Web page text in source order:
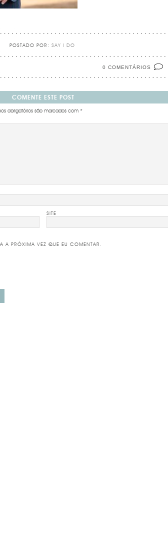
POSTADO POR: SAY I DO
0 COMENTÁRIOS
COMENTE ESTE POST
obrigatórios são marcados com *
SITE
A PRÓXIMA VEZ QUE EU COMENTAR.